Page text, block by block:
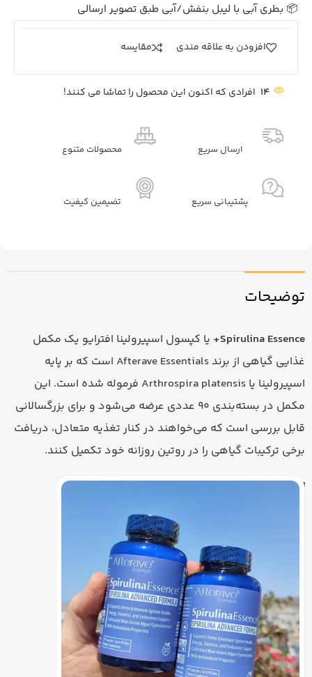
📦 بطری آبی با لیبل بنفش/آبی طبق تصویر ارسالی
افزودن به علاقه مندی مقايسه
14 افرادی که اکنون این محصول را تماشا می کنند!
ارسال سریع محصولات متنوع
پشتیبانی سریع تضیمین کیفیت
توضیحات
Spirulina Essence+ یا کپسول اسپیرولینا افترایو یک مکمل
غذایی گیاهی از برند Afterave Essentials است که بر پایه
اسپیرولینا یا Arthrospira platensis فرموله شده است. این
مکمل در بسته‌بندی 90 عددی عرضه می‌شود و برای بزرگسالانی
قابل بررسی است که می‌خواهند در کنار تغذیه متعادل، دریافت
برخی ترکیبات گیاهی را در روتین روزانه خود تکمیل کنند.